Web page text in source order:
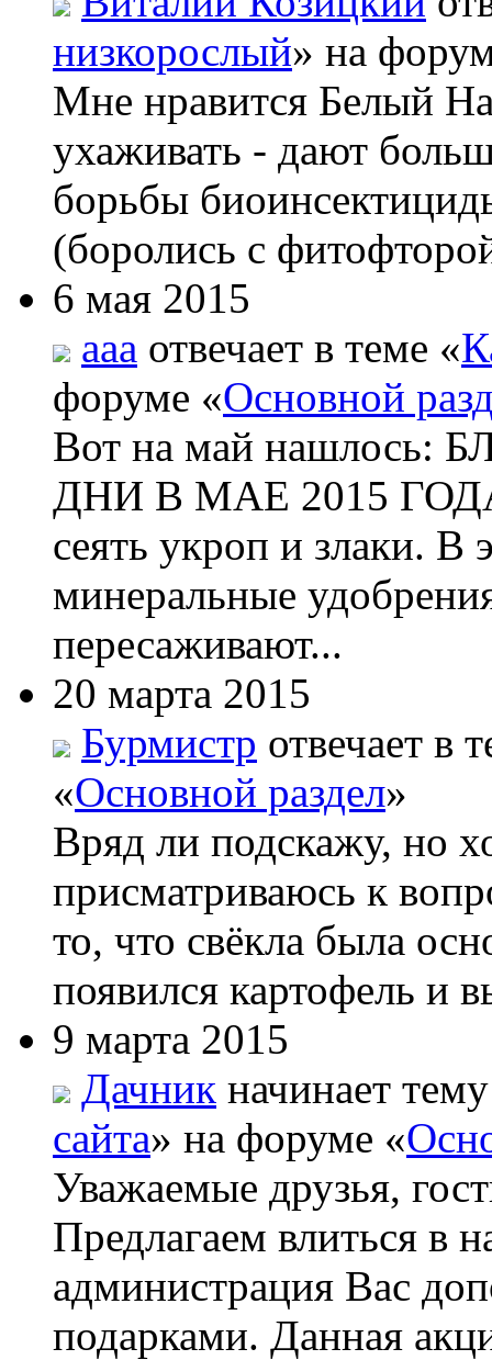
низкорослый» на
Мне нравится Белый
ухаживать - дают
борьбы
(боролись с
6 мая 2015
aaa отвечает в теме «
форуме «Основной
Вот на май
ДНИ В МАЕ 2015 ГОДА
сеять укроп и злаки. В
минеральные
пересаживают...
20 марта 2015
Бурмистр отвечает в
«Основной раздел»
Вряд ли подскажу, но
присматриваюсь к
то, что свёкла была
появился картофель и
9 марта 2015
Дачник начинает
сайта» на форуме «
Уважаемые друзья,
Предлагаем влиться в
администрация Вас
подарками. Данная